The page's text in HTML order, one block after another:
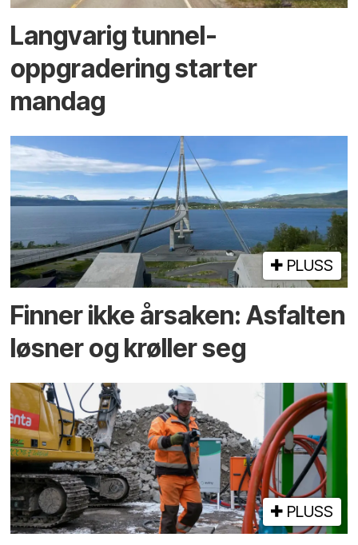
Langvarig tunnel­
oppgradering starter
mandag
PLUSS
Finner ikke årsaken: Asfalten
løsner og krøller seg
PLUSS